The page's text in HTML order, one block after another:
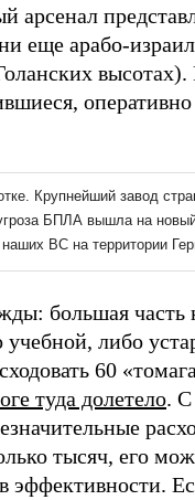
арсенал
еще арабо-
оперативно
большая часть
либо
60
туда долетело. С
тысяч, его
эффективности.